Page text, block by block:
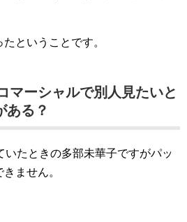
ということです。
マーシャルで別人見たいと
ある？
いたときの多部未華子ですがパッ
ません。